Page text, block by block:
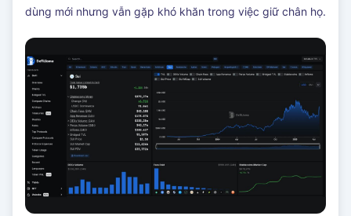
dùng mới nhưng vẫn gặp khó khăn trong việc giữ chân họ.